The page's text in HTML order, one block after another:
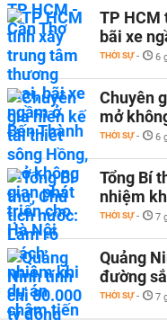
TP HCM
bãi xe
THỜI SỰ - 6
Chuyên
mở
THỜI SỰ - 6
Tổng Bí
nhiệm
THỜI SỰ - 7
Quảng
đường
THỜI SỰ - 7